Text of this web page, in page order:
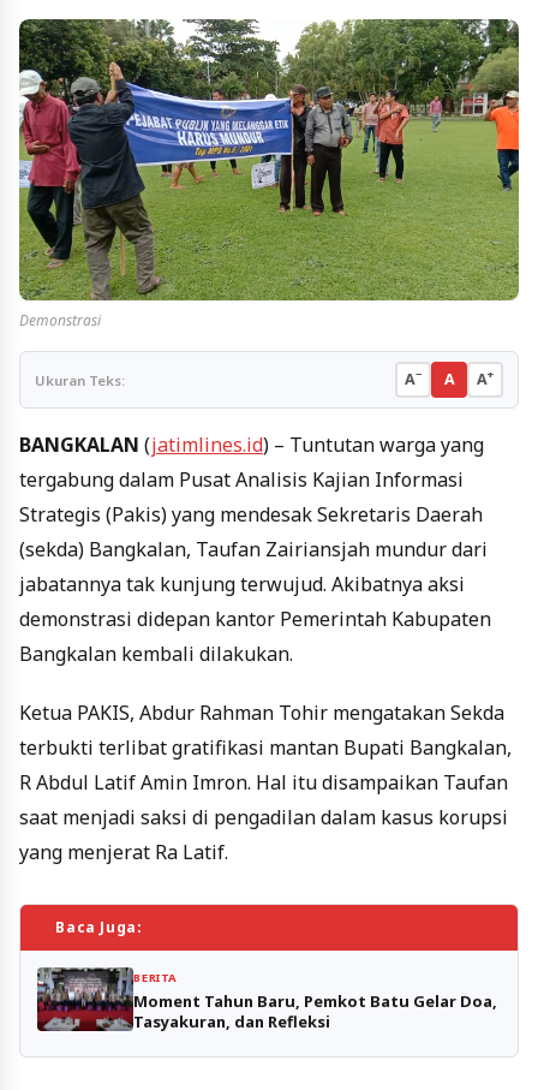
Demonstrasi
Ukuran Teks: A− A A+
BANGKALAN (jatimlines.id) – Tuntutan warga yang
tergabung dalam Pusat Analisis Kajian Informasi
Strategis (Pakis) yang mendesak Sekretaris Daerah
(sekda) Bangkalan, Taufan Zairiansjah mundur dari
jabatannya tak kunjung terwujud. Akibatnya aksi
demonstrasi didepan kantor Pemerintah Kabupaten
Bangkalan kembali dilakukan.
Ketua PAKIS, Abdur Rahman Tohir mengatakan Sekda
terbukti terlibat gratifikasi mantan Bupati Bangkalan,
R Abdul Latif Amin Imron. Hal itu disampaikan Taufan
saat menjadi saksi di pengadilan dalam kasus korupsi
yang menjerat Ra Latif.
Baca Juga:
BERITA
Moment Tahun Baru, Pemkot Batu Gelar Doa,
Tasyakuran, dan Refleksi